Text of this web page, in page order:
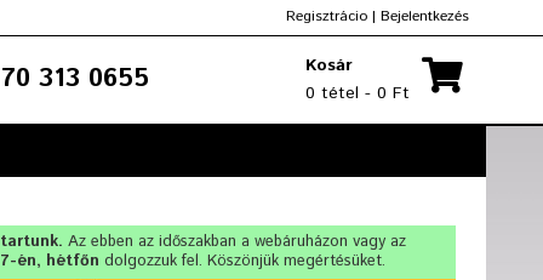
Regisztrácio | Bejelentkezés
313 0655
Kosár
0 tétel - 0 Ft
Az ebben az időszakban a webáruházon vagy az
én, hétfőn dolgozzuk fel. Köszönjük megértésüket.